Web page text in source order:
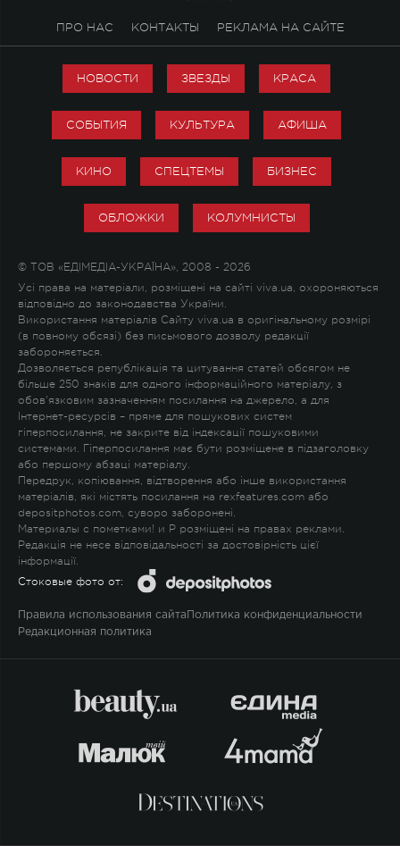
ПРО НАС КОНТАКТЫ РЕКЛАМА НА САЙТЕ
НОВОСТИ ЗВЕЗДЫ КРАСА
СОБЫТИЯ КУЛЬТУРА АФИША
КИНО СПЕЦТЕМЫ БИЗНЕС
ОБЛОЖКИ КОЛУМНИСТЫ
© ТОВ «ЕДІМЕДІА-УКРАЇНА», 2008 - 2026
Усі права на матеріали, розміщені на сайті viva.ua, охороняються
відповідно до законодавства України.
Використання матеріалів Сайту viva.ua в оригінальному розмірі
(в повному обсязі) без письмового дозволу редакції
забороняється.
Дозволяється републікація та цитування статей обсягом не
більше 250 знаків для одного інформаційного матеріалу, з
обов'язковим зазначенням посилання на джерело, а для
Інтернет-ресурсів – пряме для пошукових систем
гіперпосилання, не закрите від індексації пошуковими
системами. Гіперпосилання має бути розміщене в підзаголовку
або першому абзаці матеріалу.
Передрук, копіювання, відтворення або інше використання
матеріалів, які містять посилання на rexfeatures.com або
depositphotos.com, суворо заборонені.
Материалы с пометками! и P розміщені на правах реклами.
Редакція не несе відповідальності за достовірність цієї
інформації.
Стоковые фото от:
Правила использования сайта Политика конфиденциальности
Редакционная политика